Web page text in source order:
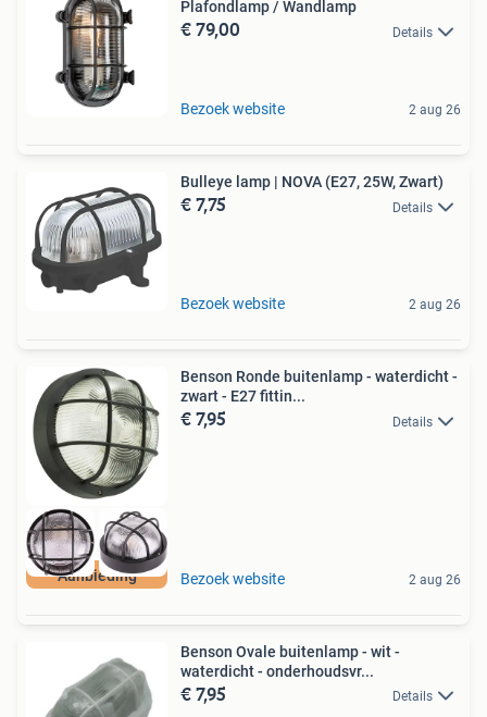
Plafondlamp / Wandlamp
€ 79,00 Details
Bezoek website 2 aug 26
Bulleye lamp | NOVA (E27, 25W, Zwart)
€ 7,75 Details
Bezoek website 2 aug 26
Aanbieding
Benson Ronde buitenlamp - waterdicht -
zwart - E27 fittin...
€ 7,95 Details
Bezoek website 2 aug 26
Benson Ovale buitenlamp - wit -
waterdicht - onderhoudsvr...
€ 7,95 Details